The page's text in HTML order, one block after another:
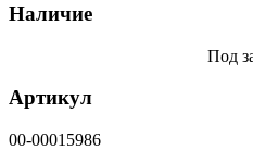
Наличие
Под
Артикул
00-00015986